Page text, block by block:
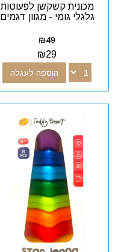
מכונית קשקשן לפעוטות
גלגלי גומי - מגוון דגמים
₪49
₪29
הוספה לעגלה